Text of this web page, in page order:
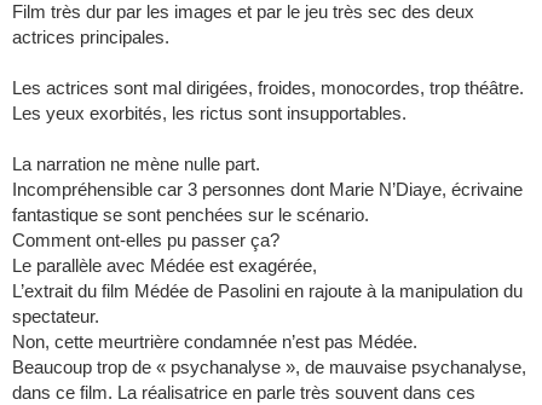
Film très dur par les images et par le jeu très sec des deux
actrices principales.
Les actrices sont mal dirigées, froides, monocordes, trop théâtre.
Les yeux exorbités, les rictus sont insupportables.
La narration ne mène nulle part.
Incompréhensible car 3 personnes dont Marie N’Diaye, écrivaine
fantastique se sont penchées sur le scénario.
Comment ont-elles pu passer ça?
Le parallèle avec Médée est exagérée,
L’extrait du film Médée de Pasolini en rajoute à la manipulation du
spectateur.
Non, cette meurtrière condamnée n’est pas Médée.
Beaucoup trop de « psychanalyse », de mauvaise psychanalyse,
dans ce film. La réalisatrice en parle très souvent dans ces